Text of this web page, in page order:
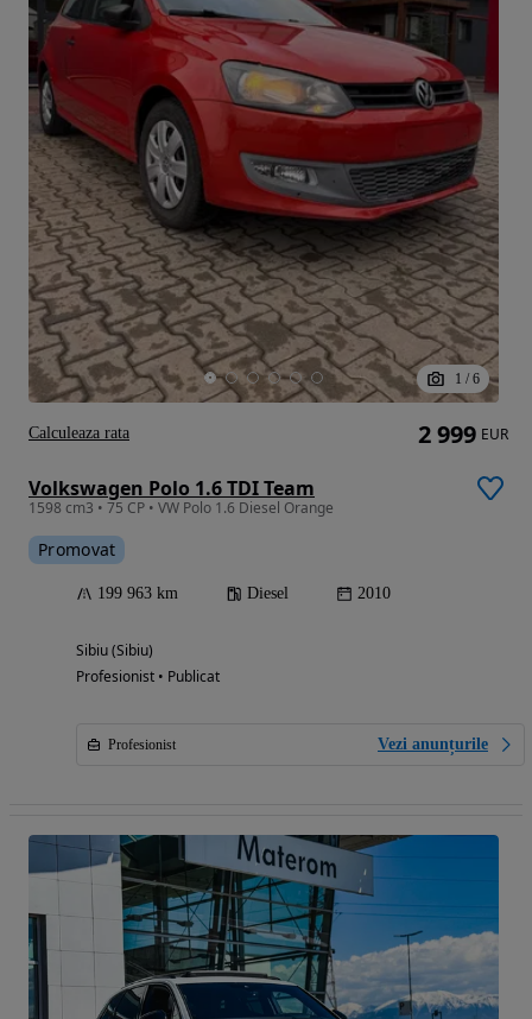
1 / 6
Volkswagen Polo 1.6 TDI Team
1598 cm3 • 75 CP • VW Polo 1.6 Diesel Orange
Promovat
199 963 km Diesel 2010
Sibiu (Sibiu)
Profesionist • Publicat
Profesionist Vezi anunțurile
2 999 EUR
Calculeaza rata